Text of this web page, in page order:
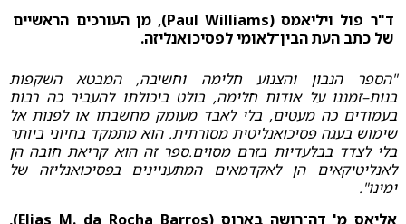
ד"ר פול ויליאמס (Paul Williams), מן העורכים הראשיים
של כתב העת הבין־לאומי לפסיכואנליזה.
"הספר הנבון והצנוע חלימה וחשיבה, המבטא השקפות
בנות–זמננו על אודות חלימה, בולט ביכולתו להעביר כה רבות
בעמודים כה מעטים, בלי לאבד מעומק מחשבתו או לפנות אל
שימוש בעגה פסיכואנליטית מסורתית. הוא מתמקד בחיוני ביותר
בלי לצדד בבלעדיות בזרם מסוים.ספר זה הוא קריאת חובה הן
לאנליטיקאים הן לאקדמאים המתעניינים בפסיכואנליזה של
ימינו".
אליאס מ' דה־רושה בארוס (Elias M. da Rocha Barros),